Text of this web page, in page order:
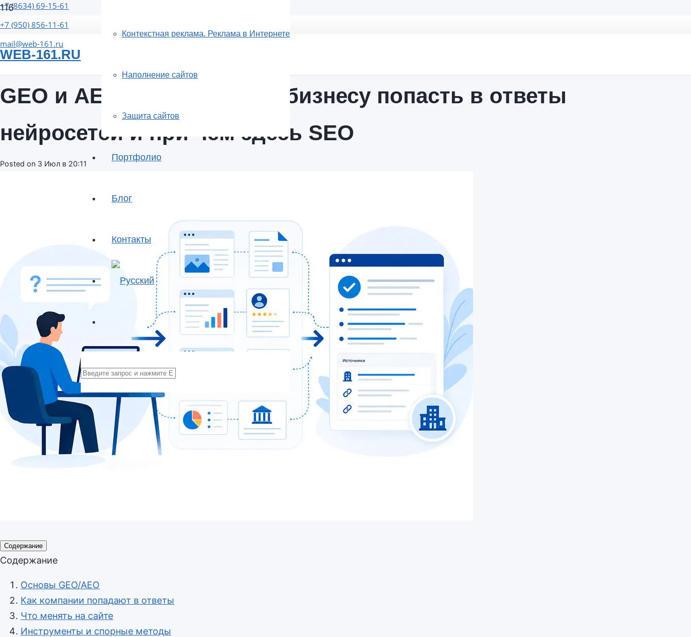
+7 (8634) 69-15-61
+7 (950) 856-11-61
mail@web-161.ru
WEB-161.RU
Контекстная реклама. Реклама в Интернете
Наполнение сайтов
Защита сайтов
Портфолио
Блог
Контакты
GEO и AEO без магии: как бизнесу попасть в ответы
нейросетей и при чём здесь SEO
Posted on 3 Июл в 20:11
Содержание
Содержание
Основы GEO/AEO
Как компании попадают в ответы
Что менять на сайте
Инструменты и спорные методы